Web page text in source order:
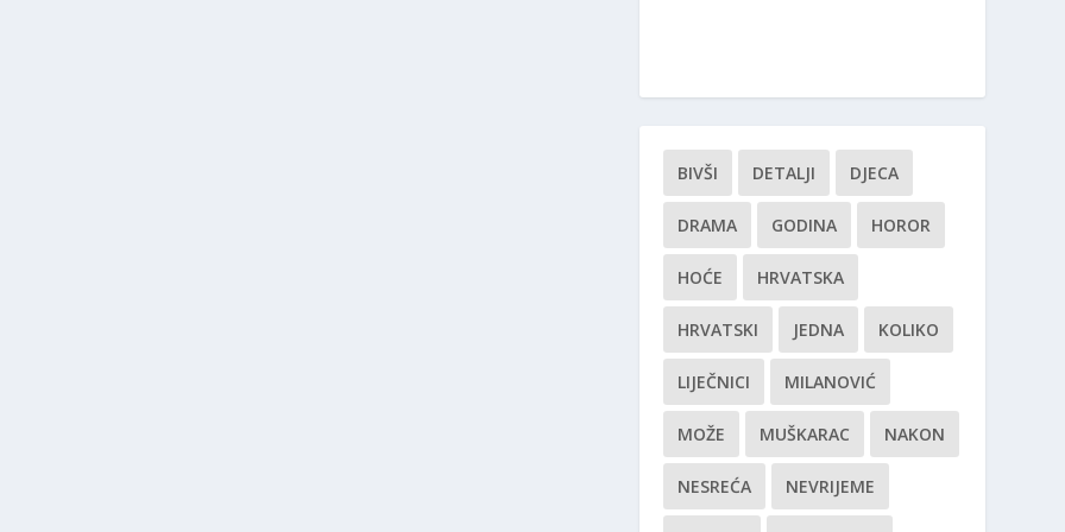
BIVŠI DETALJI DJECA
DRAMA GODINA HOROR
HOĆE HRVATSKA
HRVATSKI JEDNA KOLIKO
LIJEČNICI MILANOVIĆ
MOŽE MUŠKARAC NAKON
NESREĆA NEVRIJEME